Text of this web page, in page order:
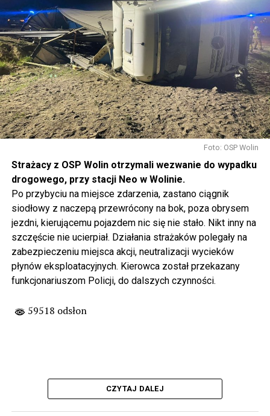
Foto: OSP Wolin
Strażacy z OSP Wolin otrzymali wezwanie do wypadku
drogowego, przy stacji Neo w Wolinie.
Po przybyciu na miejsce zdarzenia, zastano ciągnik
siodłowy z naczepą przewrócony na bok, poza obrysem
jezdni, kierującemu pojazdem nic się nie stało. Nikt inny na
szczęście nie ucierpiał. Działania strażaków polegały na
zabezpieczeniu miejsca akcji, neutralizacji wycieków
płynów eksploatacyjnych. Kierowca został przekazany
funkcjonariuszom Policji, do dalszych czynności.
59518 odsłon
CZYTAJ DALEJ